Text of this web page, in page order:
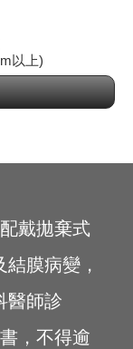
以上)
戴拋棄式
膜病變，
醫師診
，不得逾